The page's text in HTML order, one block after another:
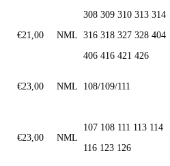
€21,00 NML
308 309 310 313 314
316 318 327 328 404
406 416 421 426
€23,00 NML 108/109/111
€23,00 NML
107 108 111 113 114
116 123 126